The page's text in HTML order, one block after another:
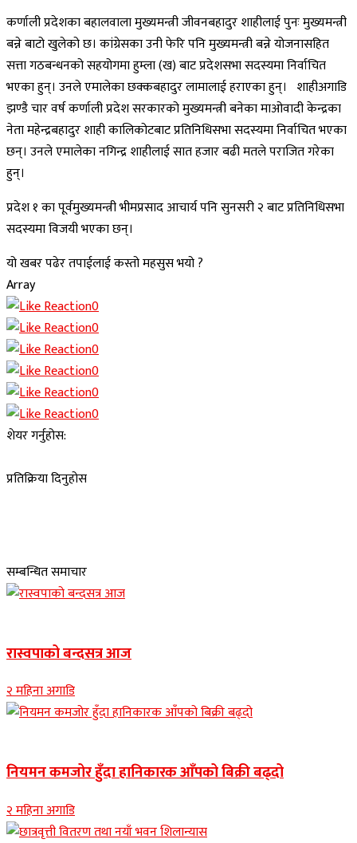
कर्णाली प्रदेशका बहालवाला मुख्यमन्त्री जीवनबहादुर शाहीलाई पुनः मुख्यमन्त्री
बन्ने बाटो खुलेको छ। कांग्रेसका उनी फेरि पनि मुख्यमन्त्री बन्ने योजनासहित
सत्ता गठबन्धनको सहयोगमा हुम्ला (ख) बाट प्रदेशसभा सदस्यमा निर्वाचित
भएका हुन्। उनले एमालेका छक्कबहादुर लामालाई हराएका हुन्। शाहीअगाडि
झण्डै चार वर्ष कर्णाली प्रदेश सरकारको मुख्यमन्त्री बनेका माओवादी केन्द्रका
नेता महेन्द्रबहादुर शाही कालिकोटबाट प्रतिनिधिसभा सदस्यमा निर्वाचित भएका
छन्। उनले एमालेका नगिन्द्र शाहीलाई सात हजार बढी मतले पराजित गरेका
हुन्।
प्रदेश १ का पूर्वमुख्यमन्त्री भीमप्रसाद आचार्य पनि सुनसरी २ बाट प्रतिनिधिसभा
सदस्यमा विजयी भएका छन्।
यो खबर पढेर तपाईलाई कस्तो महसुस भयो ?
Array
0
0
0
0
0
0
शेयर गर्नुहोस:
प्रतिक्रिया दिनुहोस
सम्बन्धित समाचार
रास्वपाको बन्दसत्र आज
२ महिना अगाडि
नियमन कमजोर हुँदा हानिकारक आँपको बिक्री बढ्दो
२ महिना अगाडि